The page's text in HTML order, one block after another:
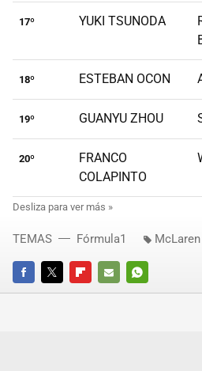
17º YUKI TSUNODA
18º ESTEBAN OCON
19º GUANYU ZHOU
20º
FRANCO
COLAPINTO
FACEBOOKTWITTERFLIPBOARD
E-
WHATSAPP
TEMAS Fórmula1 McLaren